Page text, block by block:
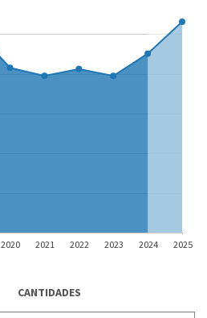
2020 2021 2022 2023 2024 2025
CANTIDADES